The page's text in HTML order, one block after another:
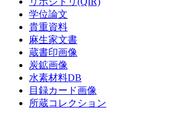
学位論文
貴重資料
麻生家文書
蔵書印画像
炭鉱画像
水素材料DB
目録カード画像
所蔵コレクション